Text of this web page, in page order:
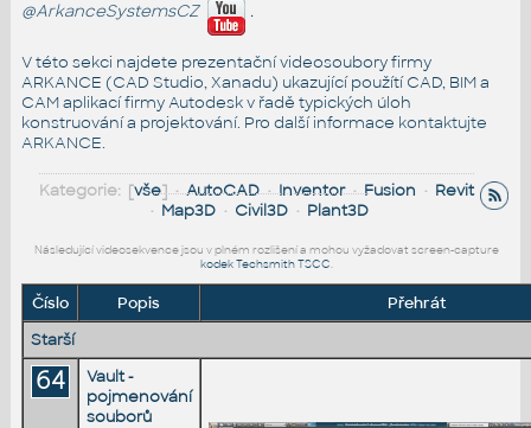
@ArkanceSystemsCZ
.
V této sekci najdete prezentační videosoubory firmy
ARKANCE (CAD Studio, Xanadu) ukazující použítí CAD, BIM a
CAM aplikací firmy Autodesk v řadě typických úloh
konstruování a projektování. Pro další informace kontaktujte
ARKANCE.
Kategorie: [vše] •AutoCAD•Inventor•Fusion • Revit
• Map3D• Civil3D• Plant3D
Následující videosekvence jsou v plném rozlišení a mohou vyžadovat screen-capture
kodek Techsmith TSCC.
Číslo Popis
Přehrát
Starší
64
Vault -
pojmenování
souborů